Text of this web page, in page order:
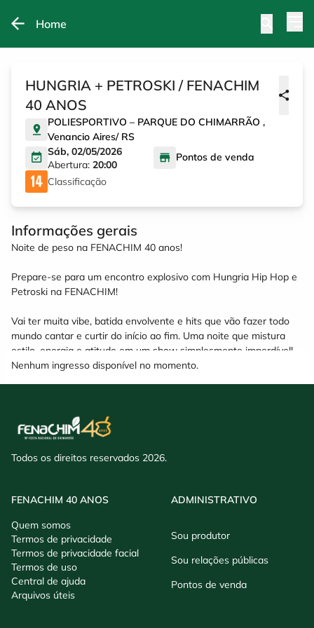
Home
HUNGRIA + PETROSKI / FENACHIM
40 ANOS
POLIESPORTIVO – PARQUE DO CHIMARRÃO ,
Venancio Aires/ RS
Sáb, 02/05/2026
Abertura: 20:00
Pontos de venda
Classificação
Informações gerais
Noite de peso na FENACHIM 40 anos!
Prepare-se para um encontro explosivo com Hungria Hip Hop e
Petroski na FENACHIM!
Vai ter muita vibe, batida envolvente e hits que vão fazer todo
mundo cantar e curtir do início ao fim. Uma noite que mistura
estilo, energia e atitude em um show simplesmente imperdível!
Nenhum ingresso disponível no momento.
Todos os direitos reservados 2026.
FENACHIM 40 ANOS
Quem somos
Termos de privacidade
Termos de privacidade facial
Termos de uso
Central de ajuda
Arquivos úteis
ADMINISTRATIVO
Sou produtor
Sou relações públicas
Pontos de venda